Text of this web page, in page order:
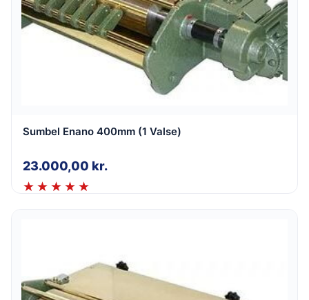
Sumbel Enano 400mm (1 Valse)
23.000,00 kr.